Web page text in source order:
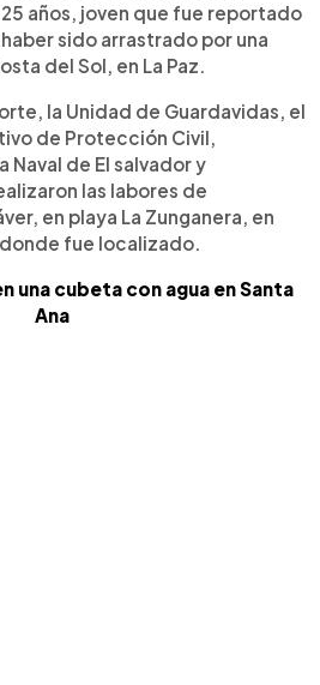
25 años, joven que fue reportado
sido arrastrado por una
del Sol, en La Paz.
la Unidad de Guardavidas, el
de Protección Civil,
Naval de El salvador y
las labores de
en playa La Zunganera, en
donde fue localizado.
una cubeta con agua en Santa
Ana